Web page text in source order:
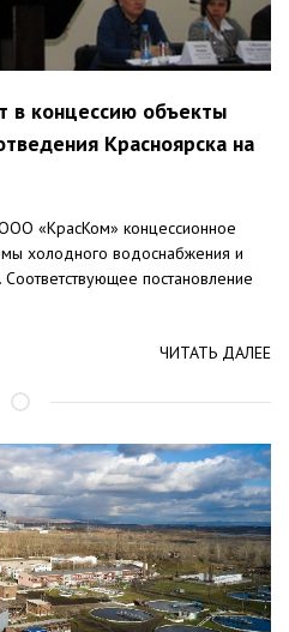
в концессию объекты
Красноярска на
«КрасКом» концессионное
холодного водоснабжения и
постановление
ЧИТАТЬ ДАЛЕЕ